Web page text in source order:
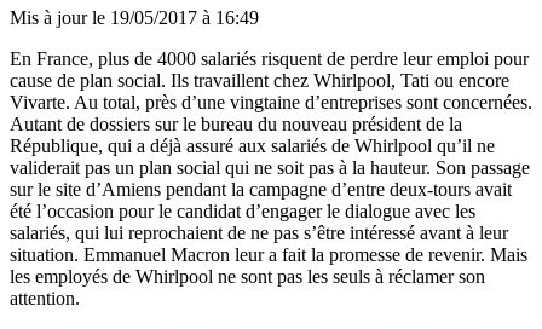
Mis à jour le 19/05/2017 à 16:49
En France, plus de 4000 salariés risquent de perdre leur emploi pour
cause de plan social. Ils travaillent chez Whirlpool, Tati ou encore
Vivarte. Au total, près d’une vingtaine d’entreprises sont concernées.
Autant de dossiers sur le bureau du nouveau président de la
République, qui a déjà assuré aux salariés de Whirlpool qu’il ne
validerait pas un plan social qui ne soit pas à la hauteur. Son passage
sur le site d’Amiens pendant la campagne d’entre deux-tours avait
été l’occasion pour le candidat d’engager le dialogue avec les
salariés, qui lui reprochaient de ne pas s’être intéressé avant à leur
situation. Emmanuel Macron leur a fait la promesse de revenir. Mais
les employés de Whirlpool ne sont pas les seuls à réclamer son
attention.